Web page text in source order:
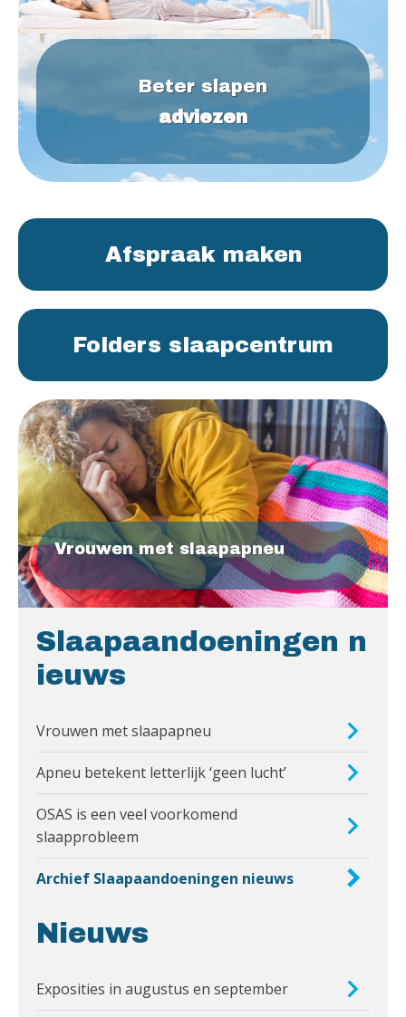
Beter slapen
adviezen
Afspraak maken
Folders slaapcentrum
Vrouwen met slaapapneu
Slaapaandoeningen n
ieuws
Vrouwen met slaapapneu
Apneu betekent letterlijk ‘geen lucht’
OSAS is een veel voorkomend
slaapprobleem
Archief Slaapaandoeningen nieuws
Nieuws
Exposities in augustus en september